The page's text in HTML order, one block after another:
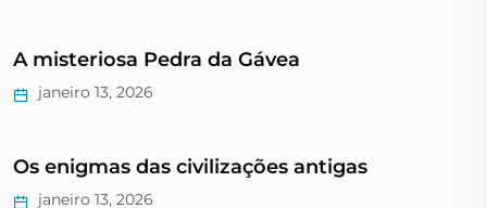
A misteriosa Pedra da Gávea
janeiro 13, 2026
Os enigmas das civilizações antigas
janeiro 13, 2026